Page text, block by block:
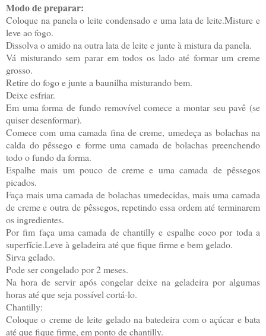
Modo de preparar:
Coloque na panela o leite condensado e uma lata de leite.Misture e
leve ao fogo.
Dissolva o amido na outra lata de leite e junte à mistura da panela.
Vá misturando sem parar em todos os lado até formar um creme
grosso.
Retire do fogo e junte a baunilha misturando bem.
Deixe esfriar.
Em uma forma de fundo removível comece a montar seu pavê (se
quiser desenformar).
Comece com uma camada fina de creme, umedeça as bolachas na
calda do pêssego e forme uma camada de bolachas preenchendo
todo o fundo da forma.
Espalhe mais um pouco de creme e uma camada de pêssegos
picados.
Faça mais uma camada de bolachas umedecidas, mais uma camada
de creme e outra de pêssegos, repetindo essa ordem até terminarem
os ingredientes.
Por fim faça uma camada de chantilly e espalhe coco por toda a
superfície.Leve à geladeira até que fique firme e bem gelado.
Sirva gelado.
Pode ser congelado por 2 meses.
Na hora de servir após congelar deixe na geladeira por algumas
horas até que seja possível cortá-lo.
Chantilly:
Coloque o creme de leite gelado na batedeira com o açúcar e bata
até que fique firme, em ponto de chantilly.